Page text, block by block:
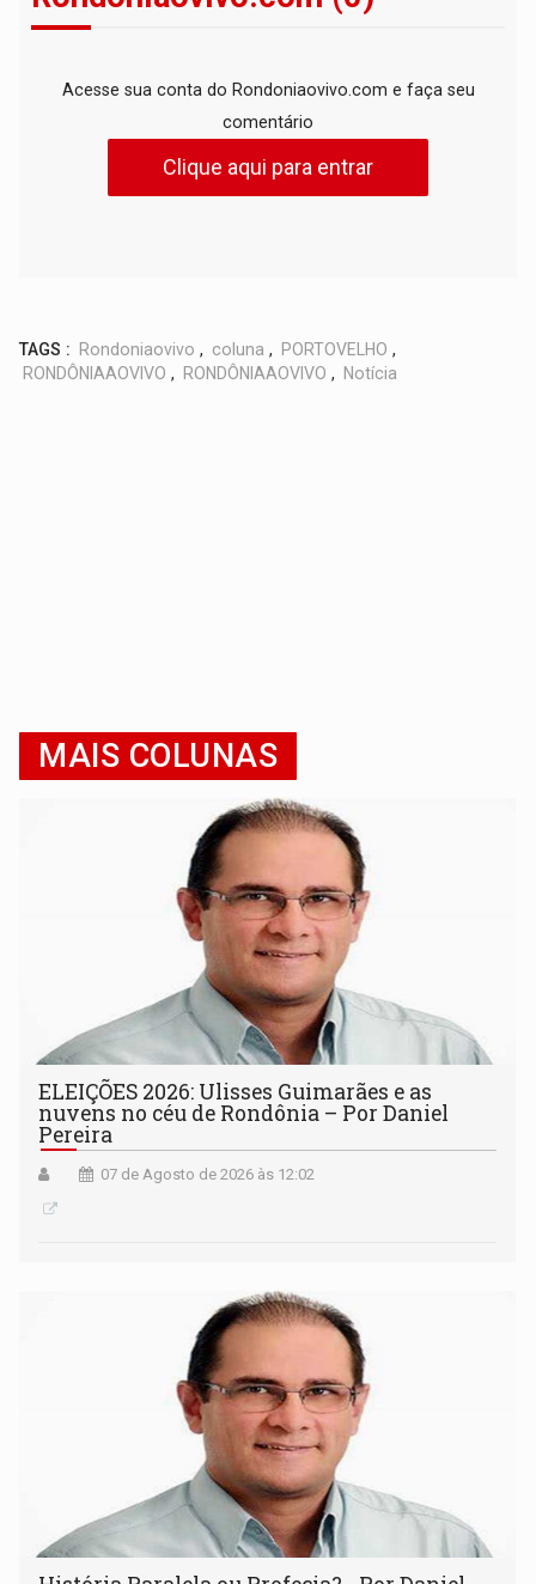
Acesse sua conta do Rondoniaovivo.com e faça seu
comentário
Clique aqui para entrar
TAGS : Rondoniaovivo , coluna , PORTOVELHO ,
RONDÔNIAAOVIVO , RONDÔNIAAOVIVO , Notícia
MAIS COLUNAS
ELEIÇÕES 2026: Ulisses Guimarães e as
nuvens no céu de Rondônia – Por Daniel
Pereira
07 de Agosto de 2026 às 12:02